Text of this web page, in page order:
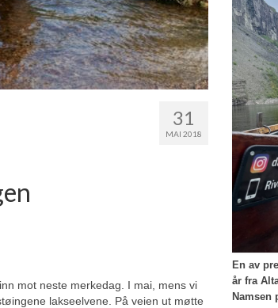
31
MAI 2018
mot neste merkedag. I mai, mens vi
lakseelvene. På veien ut møtte
En av
år fra
Namsen